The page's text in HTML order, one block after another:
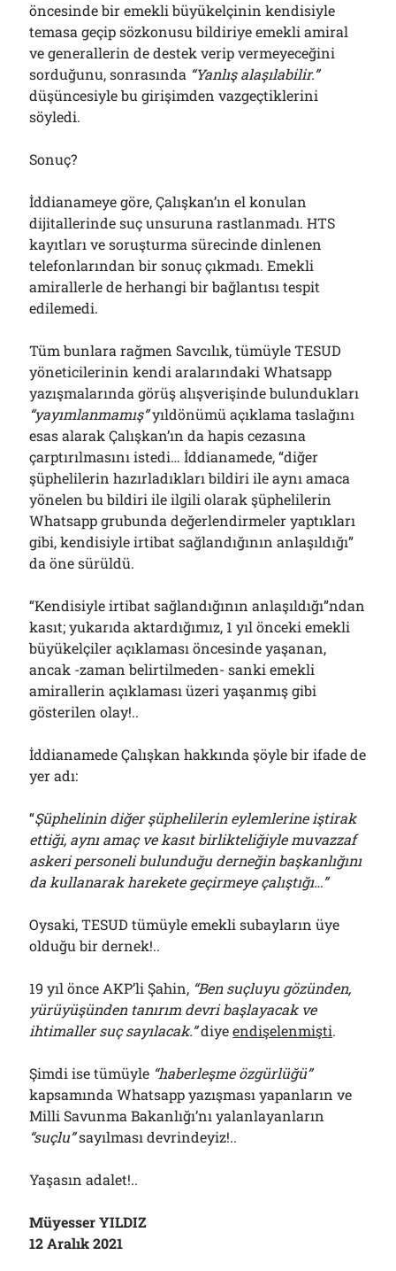
öncesinde bir emekli büyükelçinin kendisiyle
temasa geçip sözkonusu bildiriye emekli amiral
ve generallerin de destek verip vermeyeceğini
sorduğunu, sonrasında “Yanlış alaşılabilir.”
düşüncesiyle bu girişimden vazgeçtiklerini
söyledi.
Sonuç?
İddianameye göre, Çalışkan’ın el konulan
dijitallerinde suç unsuruna rastlanmadı. HTS
kayıtları ve soruşturma sürecinde dinlenen
telefonlarından bir sonuç çıkmadı. Emekli
amirallerle de herhangi bir bağlantısı tespit
edilemedi.
Tüm bunlara rağmen Savcılık, tümüyle TESUD
yöneticilerinin kendi aralarındaki Whatsapp
yazışmalarında görüş alışverişinde bulundukları
“yayımlanmamış”yıldönümü açıklama taslağını
esas alarak Çalışkan’ın da hapis cezasına
çarptırılmasını istedi… İddianamede, “diğer
şüphelilerin hazırladıkları bildiri ile aynı amaca
yönelen bu bildiri ile ilgili olarak şüphelilerin
Whatsapp grubunda değerlendirmeler yaptıkları
gibi, kendisiyle irtibat sağlandığının anlaşıldığı”
da öne sürüldü.
“Kendisiyle irtibat sağlandığının anlaşıldığı”ndan
kasıt; yukarıda aktardığımız, 1 yıl önceki emekli
büyükelçiler açıklaması öncesinde yaşanan,
ancak -zaman belirtilmeden- sanki emekli
amirallerin açıklaması üzeri yaşanmış gibi
gösterilen olay!..
İddianamede Çalışkan hakkında şöyle bir ifade de
yer adı:
“Şüphelinin diğer şüphelilerin eylemlerine iştirak
ettiği, aynı amaç ve kasıt birlikteliğiyle muvazzaf
askeri personeli bulunduğu derneğin başkanlığını
da kullanarak harekete geçirmeye çalıştığı…”
Oysaki, TESUD tümüyle emekli subayların üye
olduğu bir dernek!..
19 yıl önce AKP’li Şahin, “Ben suçluyu gözünden,
yürüyüşünden tanırım devri başlayacak ve
ihtimaller suç sayılacak.”diyeendişelenmişti.
Şimdi ise tümüyle “haberleşme özgürlüğü”
kapsamında Whatsapp yazışması yapanların ve
Milli Savunma Bakanlığı’nı yalanlayanların
“suçlu”sayılması devrindeyiz!..
Yaşasın adalet!..
Müyesser YILDIZ
12 Aralık 2021